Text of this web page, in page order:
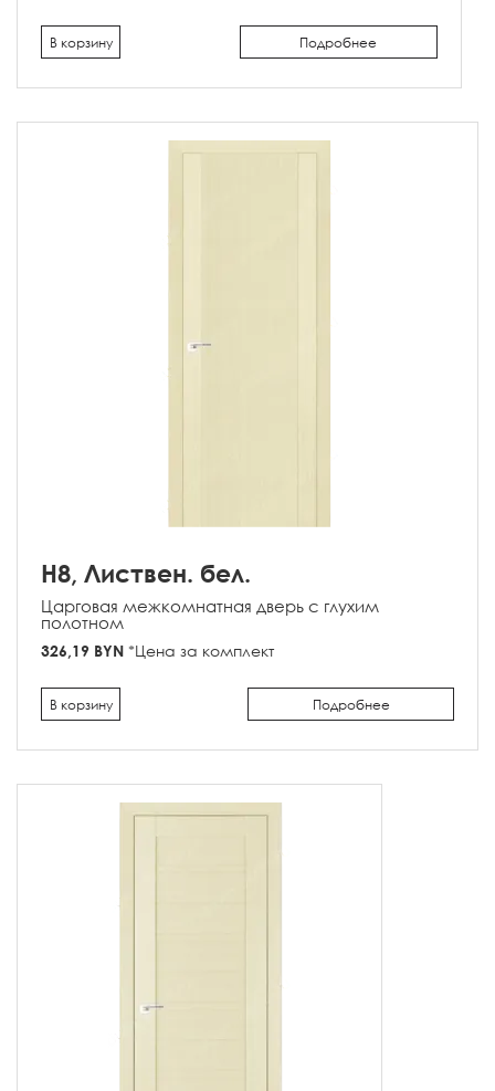
Подробнее
В корзину
H8, Листвен. бел.
Царговая межкомнатная дверь с глухим
полотном
326,19 BYN *Цена за комплект
Подробнее
В корзину